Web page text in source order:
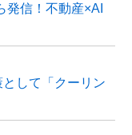
発信！不動産×AI
して「クーリン